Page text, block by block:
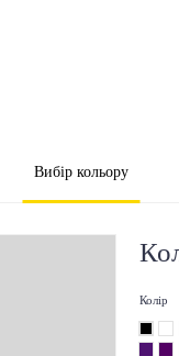
Вибір кольору
Колір